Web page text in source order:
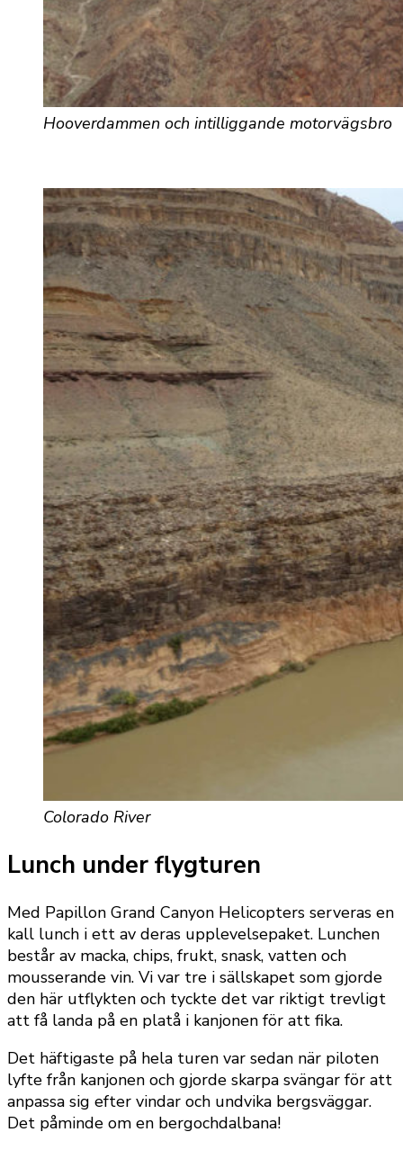
Hooverdammen och intilliggande motorvägsbro
Colorado River
Lunch under flygturen
Med Papillon Grand Canyon Helicopters serveras en
kall lunch i ett av deras upplevelsepaket. Lunchen
består av macka, chips, frukt, snask, vatten och
mousserande vin. Vi var tre i sällskapet som gjorde
den här utflykten och tyckte det var riktigt trevligt
att få landa på en platå i kanjonen för att fika.
Det häftigaste på hela turen var sedan när piloten
lyfte från kanjonen och gjorde skarpa svängar för att
anpassa sig efter vindar och undvika bergsväggar.
Det påminde om en bergochdalbana!